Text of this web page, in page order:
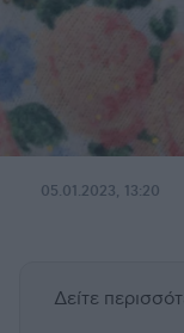
05.01.2023, 13:20
Δείτε